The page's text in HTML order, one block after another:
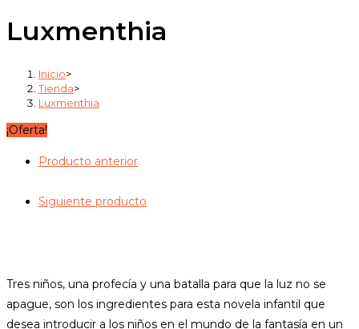
Luxmenthia
Inicio>
Tienda>
Luxmenthia
¡Oferta!
Producto anterior
Siguiente producto
Tres niños, una profecía y una batalla para que la luz no se
apague, son los ingredientes para esta novela infantil que
desea introducir a los niños en el mundo de la fantasía en un